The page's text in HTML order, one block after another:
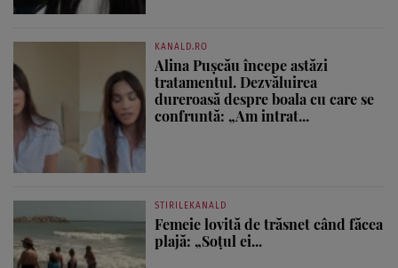
KANALD.RO
Alina Pușcău începe astăzi
tratamentul. Dezvăluirea
dureroasă despre boala cu care se
confruntă: „Am intrat...
STIRILEKANALD
Femeie lovită de trăsnet când făcea
plajă: „Soțul ei...